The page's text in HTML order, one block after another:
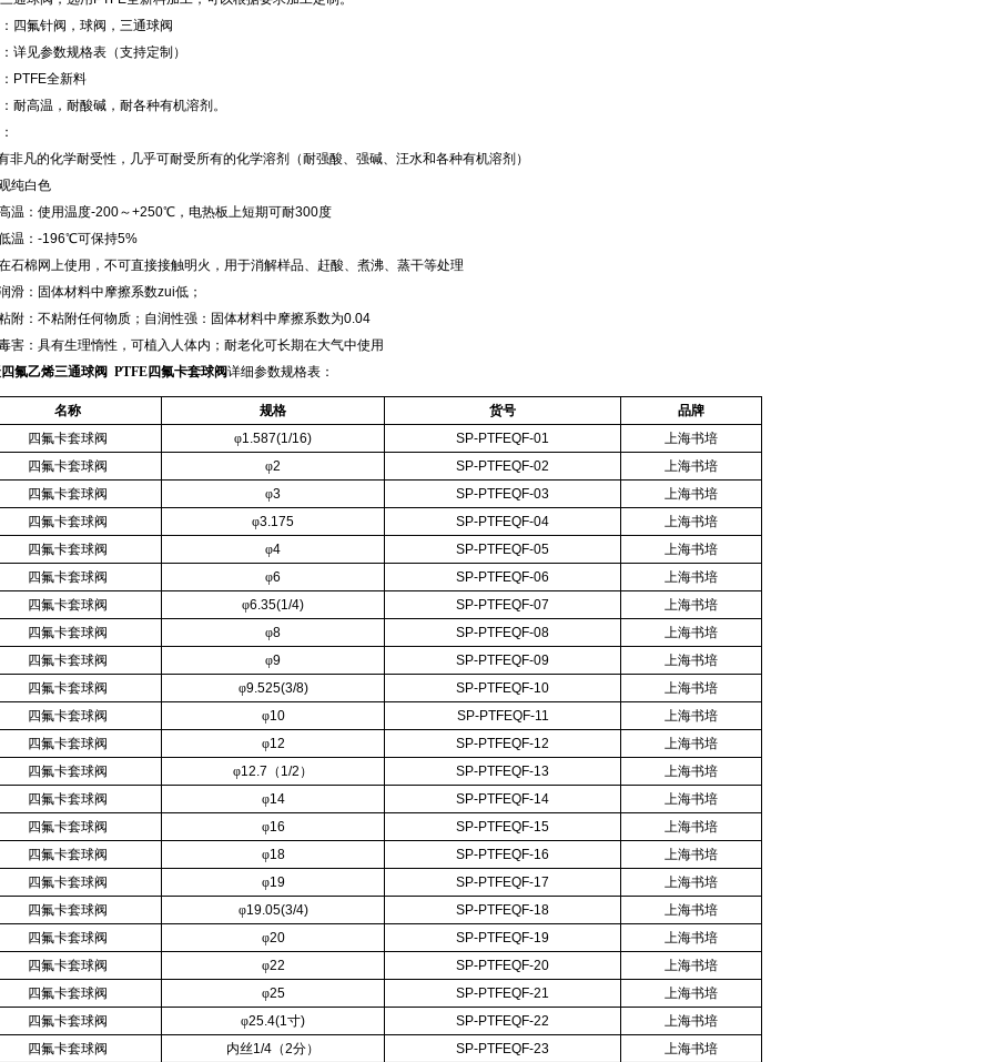
四氟针阀，球阀，三通球阀
详见参数规格表（支持定制）
PTFE全新料
耐高温，耐酸碱，耐各种有机溶剂。
非凡的化学耐受性，几乎可耐受所有的化学溶剂（耐强酸、强碱、汪水和各种有机溶剂）
纯白色
温：使用温度-200～+250℃，电热板上短期可耐300度
温：-196℃可保持5%
石棉网上使用，不可直接接触明火，用于消解样品、赶酸、煮沸、蒸干等处理
滑：固体材料中摩擦系数zui低；
附：不粘附任何物质；自润性强：固体材料中摩擦系数为0.04
害：具有生理惰性，可植入人体内；耐老化可长期在大气中使用
氟乙烯三通球阀 PTFE四氟卡套球阀详细参数规格表：
名称 规格 货号
品牌
四氟卡套球阀
φ1.587(1/16) SP-PTFEQF-01
上海书培
四氟卡套球阀
φ2 SP-PTFEQF-02
上海书培
四氟卡套球阀
φ3 SP-PTFEQF-03
上海书培
四氟卡套球阀
φ3.175 SP-PTFEQF-04
上海书培
四氟卡套球阀
φ4 SP-PTFEQF-05
上海书培
四氟卡套球阀
φ6 SP-PTFEQF-06
上海书培
四氟卡套球阀
φ6.35(1/4) SP-PTFEQF-07
上海书培
四氟卡套球阀
φ8 SP-PTFEQF-08
上海书培
四氟卡套球阀
φ9 SP-PTFEQF-09
上海书培
四氟卡套球阀
φ9.525(3/8) SP-PTFEQF-10
上海书培
四氟卡套球阀
φ10 SP-PTFEQF-11
上海书培
四氟卡套球阀
φ12 SP-PTFEQF-12
上海书培
四氟卡套球阀
φ12.7 （ 1/2 ） SP-PTFEQF-13
上海书培
四氟卡套球阀
φ14 SP-PTFEQF-14
上海书培
四氟卡套球阀
φ16 SP-PTFEQF-15
上海书培
四氟卡套球阀
φ18 SP-PTFEQF-16
上海书培
四氟卡套球阀
φ19 SP-PTFEQF-17
上海书培
四氟卡套球阀
φ19.05(3/4) SP-PTFEQF-18
上海书培
四氟卡套球阀
φ20 SP-PTFEQF-19
上海书培
四氟卡套球阀
φ22 SP-PTFEQF-20
上海书培
四氟卡套球阀
φ25 SP-PTFEQF-21
上海书培
四氟卡套球阀
φ25.4(1寸) SP-PTFEQF-22
上海书培
四氟卡套球阀
内丝1/4 （2分） SP-PTFEQF-23
上海书培